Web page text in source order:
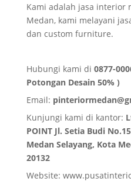
Kami adalah jasa interior
Medan, kami melayani
dan custom furniture.
Hubungi kami di 0877-
Potongan Desain 50% )
Email:
Kunjungi kami di kantor:
POINT Jl. Setia Budi
Medan Selayang, Kota
20132
Website: